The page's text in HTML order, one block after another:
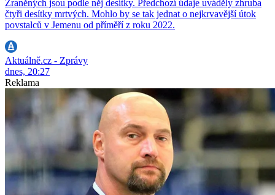
Zraněných jsou podle něj desítky. Předchozí údaje uváděly zhruba
čtyři desítky mrtvých. Mohlo by se tak jednat o nejkrvavější útok
povstalců v Jemenu od příměří z roku 2022.
Aktuálně.cz - Zprávy
dnes, 20:27
Reklama